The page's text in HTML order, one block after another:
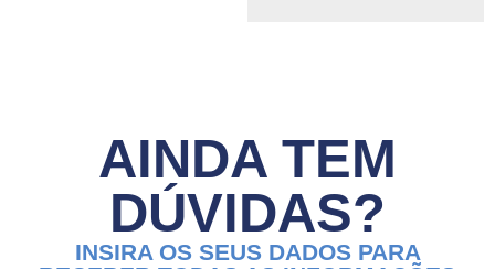
AINDA TEM
DÚVIDAS?
INSIRA OS SEUS DADOS PARA